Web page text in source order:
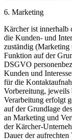
6. Marketing
Kärcher ist innerhalb
die Kunden- und
zuständig (Marketing
Funktion auf der
DSGVO
Kunden und
für die
Vorbereitung, jeweils
Verarbeitung erfolgt
auf der Grundlage
an Marketing und
der Kärcher-
Dauer der aufrechten